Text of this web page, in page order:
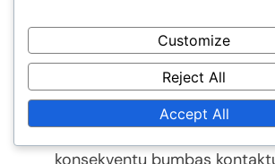
partnera nepieciešamības.
Satvēriena treniņi:Pareizs
būtisks veiksmīgai servei.
palīdz spēlētājiem attīstīt
pareizajam satvērienam,
konsekventu bumbas
Customize
Reject All
Accept All